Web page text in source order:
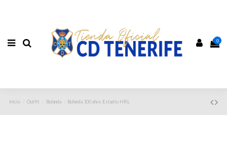
0
Inicio Outfit Bufanda Bufanda 100 años Estadio HRL